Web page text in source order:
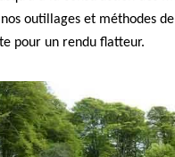
nos outillages et méthodes
pour un rendu flatteur.